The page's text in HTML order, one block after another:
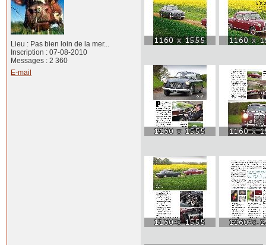
Lieu : Pas bien loin de la mer...
Inscription : 07-08-2010
Messages : 2 360
E-mail